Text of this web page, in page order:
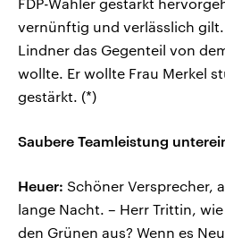
FDP-Wähler gestärkt
vernünftig und verlässlich
Lindner das Gegenteil von
wollte. Er wollte Frau Merkel
gestärkt. (*)
Saubere Teamleistung
Heuer: Schöner Versprecher,
lange Nacht. – Herr Trittin,
den Grünen aus? Wenn es